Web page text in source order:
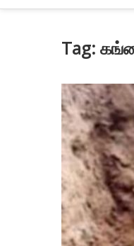
Tag: